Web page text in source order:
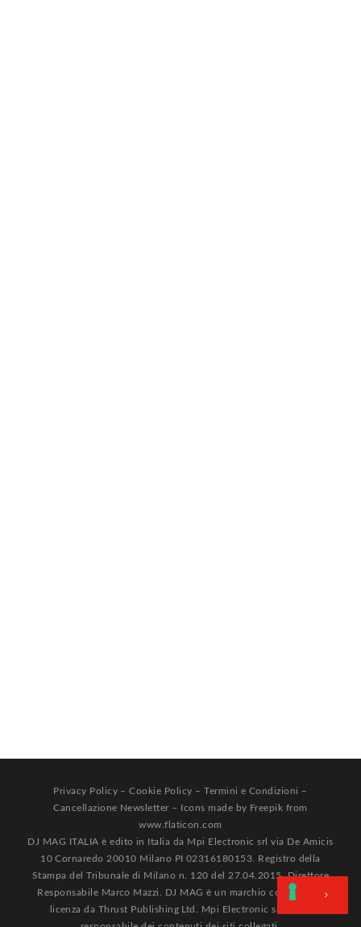
Privacy Policy –Cookie Policy –Termini e Condizioni –
Cancellazione Newsletter – Icons made by Freepik from
www.flaticon.com
DJ MAG ITALIA è edito in Italia da Mpi Electronic srl via De Amicis
10 Cornaredo 20010 Milano PI 02316180153. Registro della
Stampa del Tribunale di Milano n. 120 del 27.04.2015. Direttore
Responsabile Marco Mazzi. DJ MAG è un marchio concesso in
licenza da Thrust Publishing Ltd. Mpi Electronic srl non è